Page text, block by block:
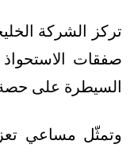
تركز الشركة
صفقات
السيطرة على
وتمثّل مساعي